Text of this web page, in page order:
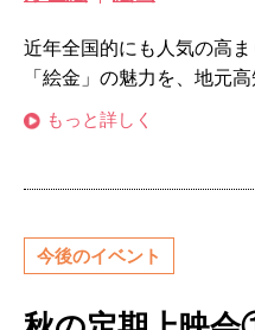
近年全国的にも人気の高
「絵金」の魅力を、地元
もっと詳しく
今後のイベント